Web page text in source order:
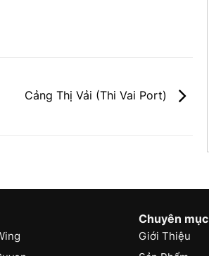
Cảng Thị Vải (Thi Vai Port)
Chuyên mục
Giới Thiệu